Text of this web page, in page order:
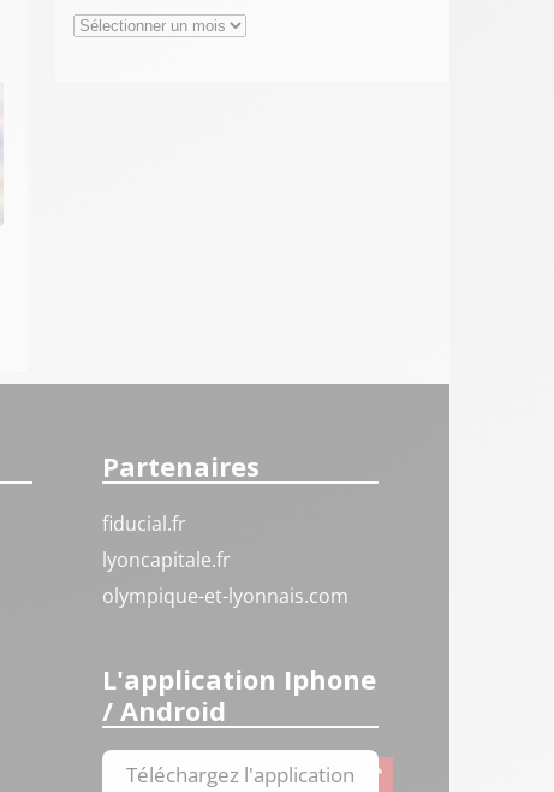
Archives
Partenaires
fiducial.fr
lyoncapitale.fr
olympique-et-lyonnais.com
L'application Iphone
/ Android
Téléchargez l'application